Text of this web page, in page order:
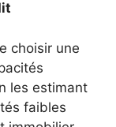
choisir une
les estimant
faibles